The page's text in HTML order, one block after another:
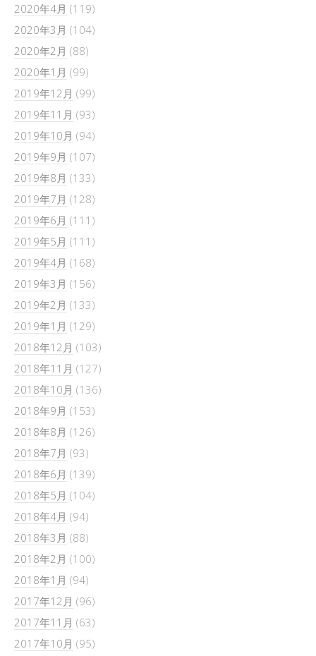
2020年4月 (119)
2020年3月 (104)
2020年2月 (88)
2020年1月 (99)
2019年12月 (99)
2019年11月 (93)
2019年10月 (94)
2019年9月 (107)
2019年8月 (133)
2019年7月 (128)
2019年6月 (111)
2019年5月 (111)
2019年4月 (168)
2019年3月 (156)
2019年2月 (133)
2019年1月 (129)
2018年12月 (103)
2018年11月 (127)
2018年10月 (136)
2018年9月 (153)
2018年8月 (126)
2018年7月 (93)
2018年6月 (139)
2018年5月 (104)
2018年4月 (94)
2018年3月 (88)
2018年2月 (100)
2018年1月 (94)
2017年12月 (96)
2017年11月 (63)
2017年10月 (95)